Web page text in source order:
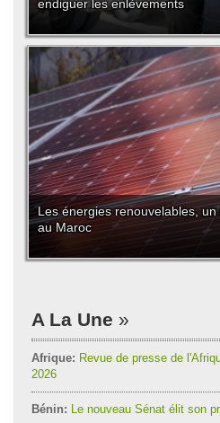
endiguer les enlèvements
Les énergies renouvelables,
au Maroc
A La Une
Afrique: Revue de presse de
2026
Bénin: Le nouveau Sénat élit son